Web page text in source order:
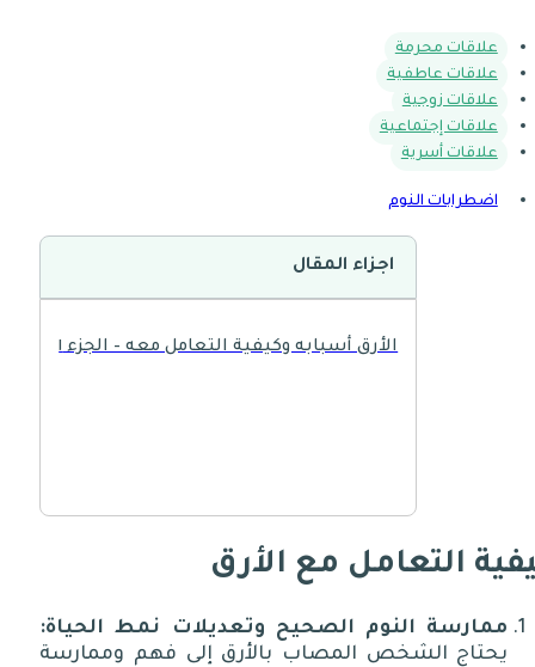
علاقات محرمة
علاقات عاطفية
علاقات زوجية
علاقات إجتماعية
علاقات أسرية
اضطرابات النوم
اجزاء المقال
الأرق أسبابه وكيفية التعامل معه – الجزء ١
التعامل مع الأرق
ممارسة النوم الصحيح وتعديلات نمط الحياة:
يحتاج الشخص المصاب بالأرق إلى فهم وممارسة